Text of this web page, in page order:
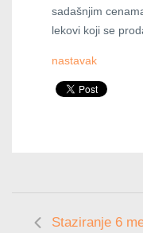
sadašnjim
lekovi koji se
nastavak
Staziranje 6